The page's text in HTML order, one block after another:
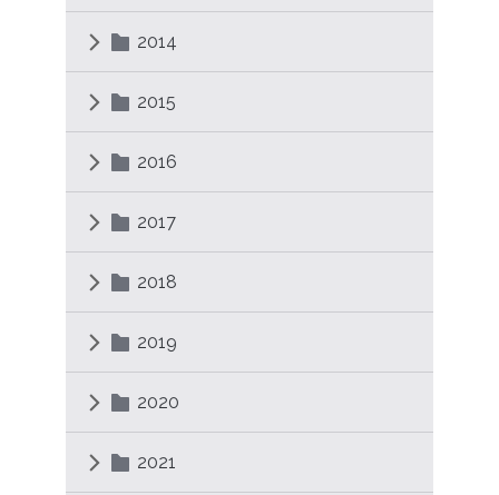
2014
2015
2016
2017
2018
2019
2020
2021